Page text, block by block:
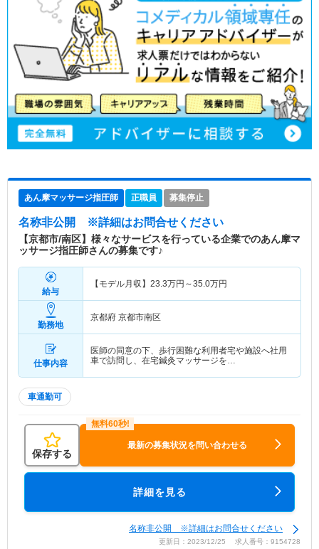
あん摩マッサージ指圧師 正職員 募集停止
名称非公開 ※詳細はお問合せください
【京都市/南区】様々なサービスを行っている企業でのあん摩マ
ッサージ指圧師さんの募集です♪
給与
【モデル月収】 23.3万円～35.0万円
勤務地
京都府 京都市南区
仕事内容
医師の同意の下、歩行困難な利用者宅や施設へ社用
車で訪問し、在宅鍼灸マッサージを…
車通勤可
保存する
最新の募集状況を問い合わせる
詳細を見る
名称非公開 ※詳細はお問合せください
更新日：2023/12/25 求人番号：9154728